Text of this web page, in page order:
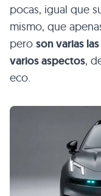
pocas, igual que
mismo, que
pero son varias
varios aspectos,
eco.